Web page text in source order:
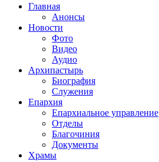
Главная
Анонсы
Новости
Фото
Видео
Аудио
Архипастырь
Биография
Служения
Епархия
Епархиальное управление
Отделы
Благочиния
Документы
Храмы